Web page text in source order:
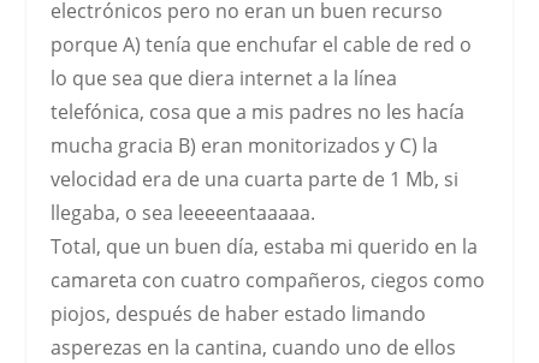
electrónicos pero no eran un buen recurso
porque A) tenía que enchufar el cable de red o
lo que sea que diera internet a la línea
telefónica, cosa que a mis padres no les hacía
mucha gracia B) eran monitorizados y C) la
velocidad era de una cuarta parte de 1 Mb, si
llegaba, o sea leeeeentaaaaa.
Total, que un buen día, estaba mi querido en la
camareta con cuatro compañeros, ciegos como
piojos, después de haber estado limando
asperezas en la cantina, cuando uno de ellos